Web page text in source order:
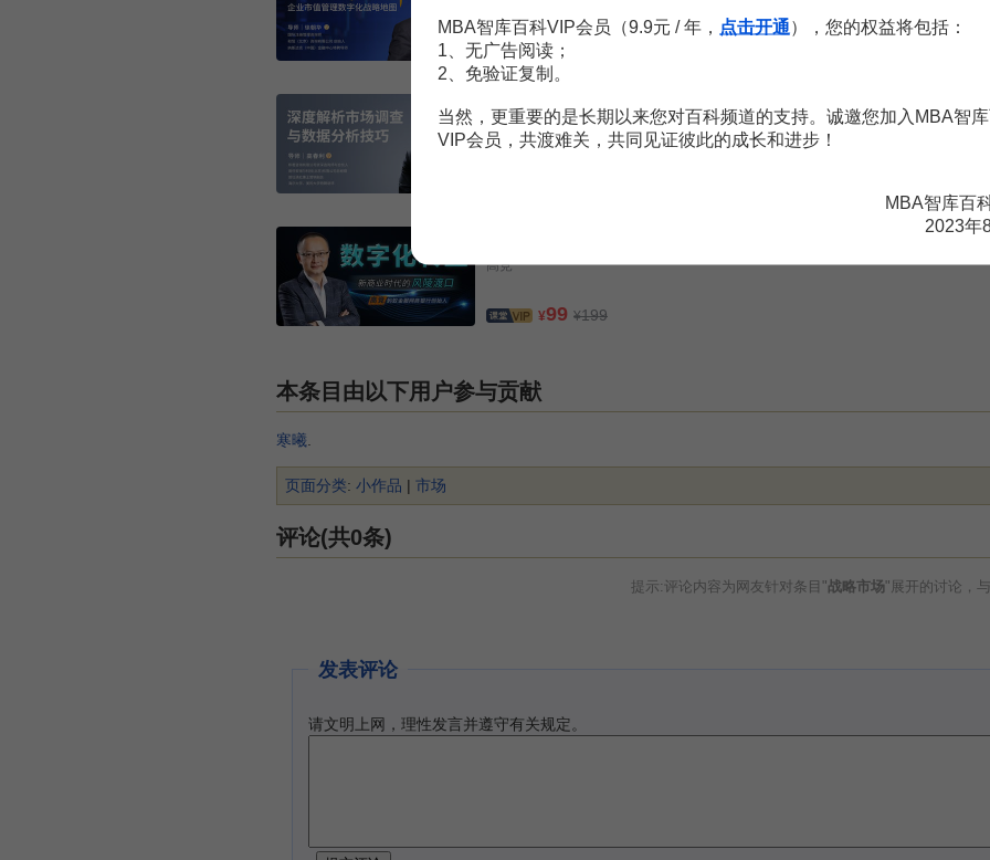
¥399
深度解析市场调查与数据分析技巧
高春利
高竞
¥99 ¥199
本条目由以下用户参与贡献
寒曦
页面分类: 小作品 | 市场
评论(共0条)
提示:评论内容为网友针对条目"战略市场"展开的讨论，
发表评论
请文明上网，理性发言并遵守有关规定。
MBA智库百科VIP会员（9.9元 / 年， 点击开通），您的权益将包括：
1、无广告阅读；
2、免验证复制。
当然，更重要的是长期以来您对百科频道的支持。诚邀您加入MBA智
VIP会员，共渡难关，共同见证彼此的成长和进步！
MBA智库百
2023年